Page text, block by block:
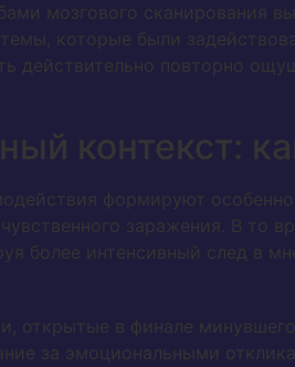
мозгового сканирования
которые были
действительно повторно
контекст:
формируют
заражения. В то
более интенсивный след в
открытые в финале
за эмоциональными